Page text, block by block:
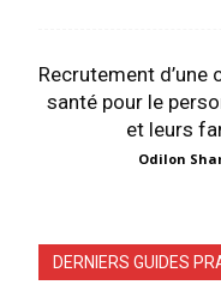
Recrutement d’une
santé pour le
et leurs
Odilon
DERNIERS GUIDES